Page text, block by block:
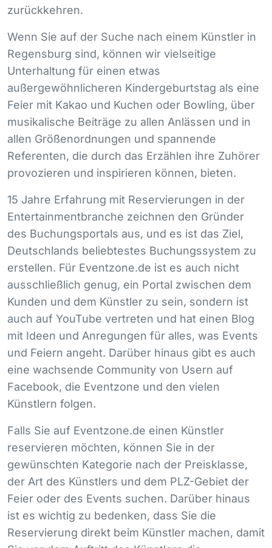
zurückkehren.
Wenn Sie auf der Suche nach einem Künstler in
Regensburg sind, können wir vielseitige
Unterhaltung für einen etwas
außergewöhnlicheren Kindergeburtstag als eine
Feier mit Kakao und Kuchen oder Bowling, über
musikalische Beiträge zu allen Anlässen und in
allen Größenordnungen und spannende
Referenten, die durch das Erzählen ihre Zuhörer
provozieren und inspirieren können, bieten.
15 Jahre Erfahrung mit Reservierungen in der
Entertainmentbranche zeichnen den Gründer
des Buchungsportals aus, und es ist das Ziel,
Deutschlands beliebtestes Buchungssystem zu
erstellen. Für Eventzone.de ist es auch nicht
ausschließlich genug, ein Portal zwischen dem
Kunden und dem Künstler zu sein, sondern ist
auch auf YouTube vertreten und hat einen Blog
mit Ideen und Anregungen für alles, was Events
und Feiern angeht. Darüber hinaus gibt es auch
eine wachsende Community von Usern auf
Facebook, die Eventzone und den vielen
Künstlern folgen.
Falls Sie auf Eventzone.de einen Künstler
reservieren möchten, können Sie in der
gewünschten Kategorie nach der Preisklasse,
der Art des Künstlers und dem PLZ-Gebiet der
Feier oder des Events suchen. Darüber hinaus
ist es wichtig zu bedenken, dass Sie die
Reservierung direkt beim Künstler machen, damit